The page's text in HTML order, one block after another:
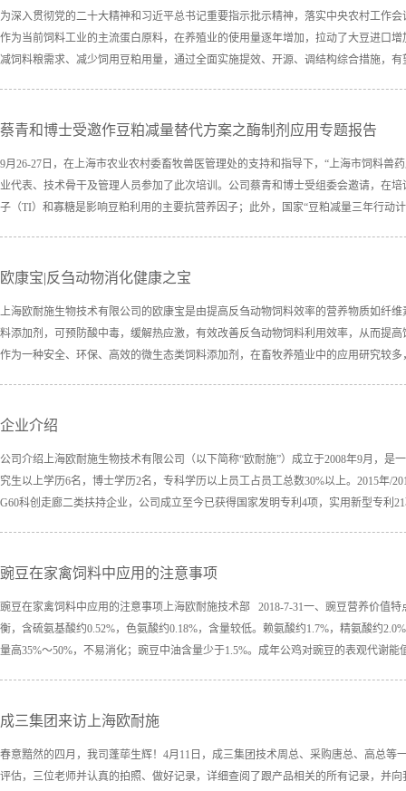
为深入贯彻党的二十大精神和习近平总书记重要指示批示精神，落实中央农村工作
作为当前饲料工业的主流蛋白原料，在养殖业的使用量逐年增加，拉动了大豆进口
减饲料粮需求、减少饲用豆粕用量，通过全面实施提效、开源、调结构综合措施，
蔡青和博士受邀作豆粕减量替代方案之酶制剂 应用专题报告
9月26-27日，在上海市农业农村委畜牧兽医管理处的支持和指导下，“上海市饲料
业代表、技术骨干及管理人员参加了此次培训。公司蔡青和博士受组委会邀请，
子（TI）和寡糖是影响豆粕利用的主要抗营养因子；此外，国家“豆粕减量三年行动
欧康宝|反刍动物消化健康之宝
上海欧耐施生物技术有限公司的欧康宝是由提高反刍动物饲料效率的营养物质如纤
料添加剂，可预防酸中毒，缓解热应激，有效改善反刍动物饲料利用效率，从而提
作为一种安全、环保、高效的微生态类饲料添加剂，在畜牧养殖业中的应用研究较
企业介绍
公司介绍上海欧耐施生物技术有限公司（以下简称“欧耐施”）成立于2008年9月，
究生以上学历6名，博士学历2名，专科学历以上员工占员工总数30%以上。2015年/
G60科创走廊二类扶持企业，公司成立至今已获得国家发明专利4项，实用新型专利
豌豆在家禽饲料中应用的注意事项
豌豆在家禽饲料中应用的注意事项上海欧耐施技术部 2018-7-31一、豌豆营养价值
衡，含硫氨基酸约0.52%，色氨酸约0.18%，含量较低。赖氨酸约1.7%，精氨酸约
量高35%～50%，不易消化；豌豆中油含量少于1.5%。成年公鸡对豌豆的表观代谢能
成三集团来访上海欧耐施
春意黯然的四月，我司蓬荜生辉！4月11日，成三集团技术周总、采购唐总、高总
评估，三位老师并认真的拍照、做好记录，详细查阅了跟产品相关的所有记录，并